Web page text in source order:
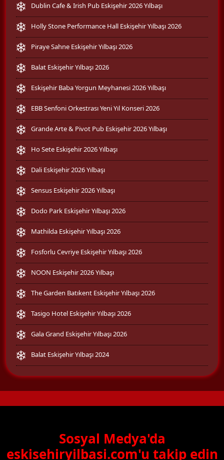
Dublin Cafe & Irish Pub Eskişehir 2026 Yılbaşı
Holly Stone Performance Hall Eskişehir Yılbaşı 2026
Piraye Sahne Eskişehir Yılbaşı 2026
Balat Eskişehir Yılbaşı 2026
Eskişehir Baba Yorgun Meyhanesi 2026 Yılbaşı
EBB Senfoni Orkestrası Yeni Yıl Konseri 2026
Grande Arte & Pivot Pub Eskişehir 2026 Yılbaşı
Ho Sete Eskişehir 2026 Yılbaşı
Dali Eskişehir 2026 Yılbaşı
Sensus Eskişehir 2026 Yılbaşı
Dodo Park Eskişehir Yılbaşı 2026
Mathilda Eskişehir Yılbaşı 2026
Fosforlu Cevriye Eskişehir Yılbaşı 2026
NOON Eskişehir 2026 Yılbaşı
The Garden Batıkent Eskişehir Yılbaşı 2026
Tasigo Hotel Eskişehir Yılbaşı 2026
Gala Grand Eskişehir Yılbaşı 2026
Balat Eskişehir Yılbaşı 2024
Sosyal Medya'da
eskisehiryilbasi.com'u takip edin